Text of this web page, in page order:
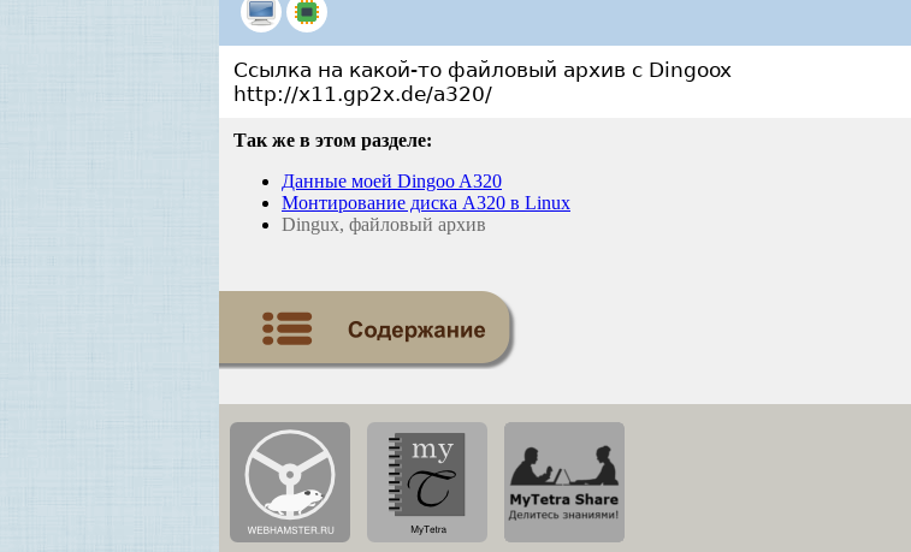
Ссылка на какой-то файловый архив с Dingoox
http://x11.gp2x.de/a320/
Так же в этом разделе:
Данные моей Dingoo A320
Монтирование диска A320 в Linux
Dingux, файловый архив